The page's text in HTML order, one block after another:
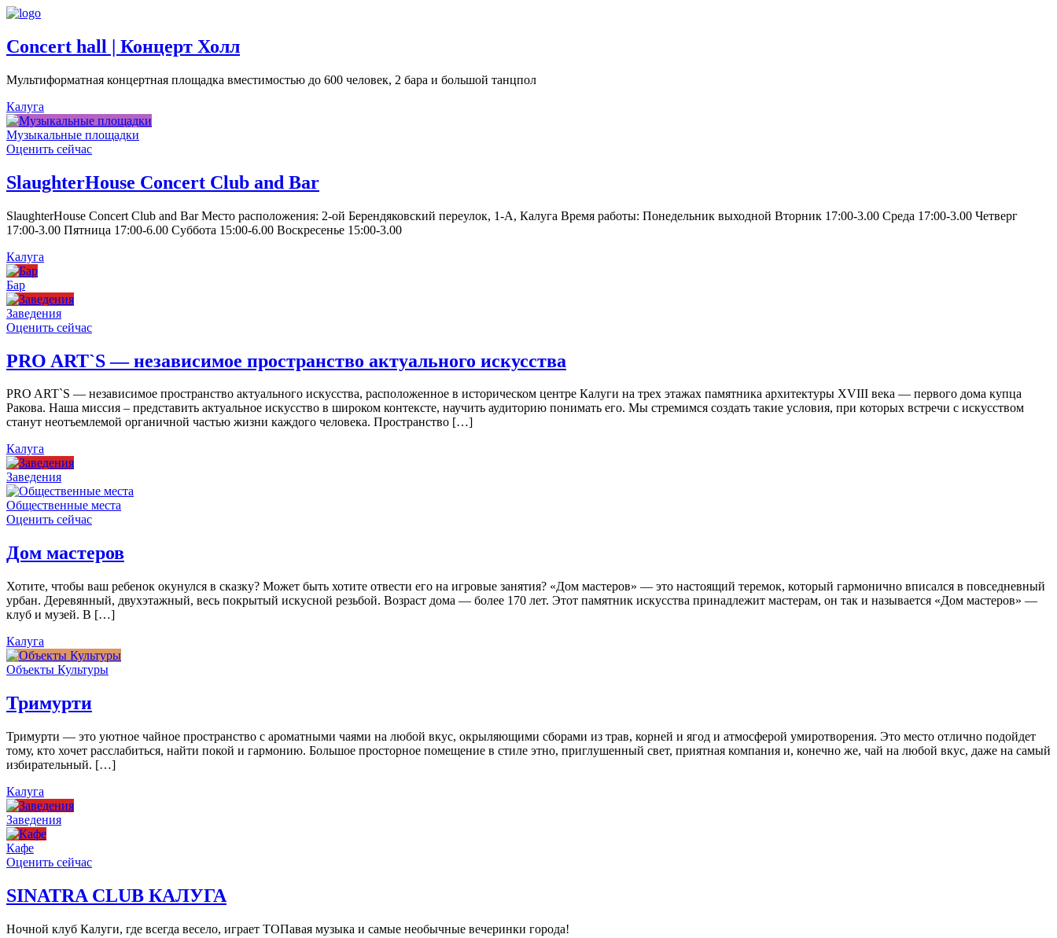
Concert hall | Концерт Холл
Мультиформатная концертная площадка вместимостью до 600 человек, 2 бара и большой танцпол
Калуга
Музыкальные площадки
Оценить сейчас
SlaughterHouse Concert Club and Bar
SlaughterHouse Concert Club and Bar Место расположения: 2-ой Берендяковский переулок, 1-А, Калуга Время работы: Понедельник выходной Вторник 17:00-3.00 Среда 17:00-3.00 Четверг
17:00-3.00 Пятница 17:00-6.00 Суббота 15:00-6.00 Воскресенье 15:00-3.00
Калуга
Бар
Заведения
Оценить сейчас
PRO ART`S — независимое пространство актуального искусства
PRO ART`S — независимое пространство актуального искусства, расположенное в историческом центре Калуги на трех этажах памятника архитектуры XVIII века — первого дома купца
Ракова. Наша миссия – представить актуальное искусство в широком контексте, научить аудиторию понимать его. Мы стремимся создать такие условия, при которых встречи с искусством
станут неотъемлемой органичной частью жизни каждого человека. Пространство […]
Калуга
Заведения
Общественные места
Оценить сейчас
Дом мастеров
Хотите, чтобы ваш ребенок окунулся в сказку? Может быть хотите отвести его на игровые занятия? «Дом мастеров» — это настоящий теремок, который гармонично вписался в повседневный
урбан. Деревянный, двухэтажный, весь покрытый искусной резьбой. Возраст дома — более 170 лет. Этот памятник искусства принадлежит мастерам, он так и называется «Дом мастеров» —
клуб и музей. В […]
Калуга
Объекты Культуры
Тримурти
Тримурти — это уютное чайное пространство с ароматными чаями на любой вкус, окрыляющими сборами из трав, корней и ягод и атмосферой умиротворения. Это место отлично подойдет
тому, кто хочет расслабиться, найти покой и гармонию. Большое просторное помещение в стиле этно, приглушенный свет, приятная компания и, конечно же, чай на любой вкус, даже на самый
избирательный. […]
Калуга
Заведения
Кафе
Оценить сейчас
SINATRA CLUB КАЛУГА
Ночной клуб Калуги, где всегда весело, играет ТОПавая музыка и самые необычные вечеринки города!